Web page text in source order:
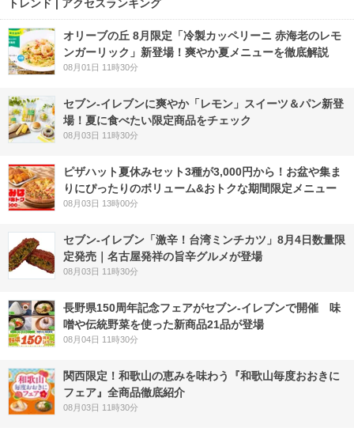
トレンド | アクセスランキング
オリーブの丘 8月限定「冷製カッペリーニ 赤海老のレモ
ンガーリック」新登場！爽やか夏メニューを徹底解説
08月01日 11時30分
セブン‐イレブンに爽やか「レモン」スイーツ＆パン新登
場！夏に食べたい限定商品をチェック
08月03日 11時30分
ピザハット夏休みセット3種が3,000円から！お盆や集ま
りにぴったりのボリューム&おトクな期間限定メニュー
08月03日 13時00分
セブン-イレブン「激辛！台湾ミンチカツ」8月4日数量限
定発売｜名古屋発祥の旨辛グルメが登場
08月03日 11時30分
長野県150周年記念フェアがセブン-イレブンで開催 味
噌や伝統野菜を使った新商品21品が登場
08月04日 11時30分
関西限定！和歌山の恵みを味わう『和歌山毎度おおきに
フェア』全商品徹底紹介
08月03日 11時30分